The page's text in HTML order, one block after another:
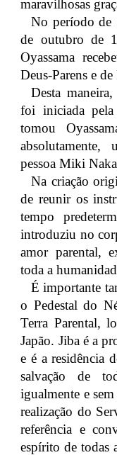
maravilhosas
No período de
de outubro de
Oyassama
Deus-Parens e
Desta
foi iniciada pela
tomou
absolutamente,
pessoa Miki
Na criação
de reunir os
tempo
introduziu no
amor parental,
toda a
É importante
o Pedestal do
Terra Parental,
Japão. Jiba é a
e é a residência
salvação de
igualmente e
realização do
referência e
espírito de todas